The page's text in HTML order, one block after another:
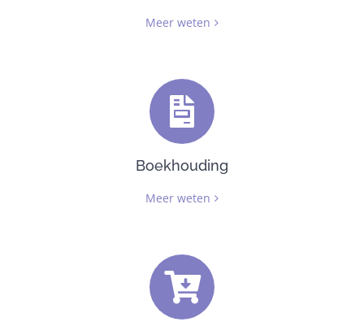
Meer weten
Boekhouding
Meer weten